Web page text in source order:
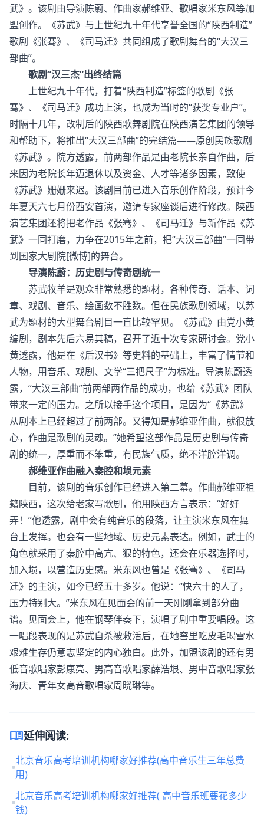
武》。该剧由导演陈蔚、作曲家郝维亚、歌唱家米东风等加
盟创作。《苏武》与上世纪九十年代享誉全国的“陕西制造”
歌剧《张骞》、《司马迁》共同组成了歌剧舞台的“大汉三
部曲”。
歌剧“汉三杰”出终结篇
上世纪九十年代，打着“陕西制造”标签的歌剧《张
骞》、《司马迁》成功上演，也成为当时的“获奖专业户”。
时隔十几年，改制后的陕西歌舞剧院在陕西演艺集团的领导
和帮助下，将推出“大汉三部曲”的完结篇――原创民族歌剧
《苏武》。院方透露，前两部作品是由老院长亲自作曲，后
来因为老院长年迈退休以及资金、人才等诸多因素，致使
《苏武》姗姗来迟。该剧目前已进入音乐创作阶段，预计今
年夏天六七月份西安首演，邀请专家座谈后进行修改。陕西
演艺集团还将把老作品《张骞》、《司马迁》与新作品《苏
武》一同打磨，力争在2015年之前，把“大汉三部曲”一同带
到国家大剧院[微博]的舞台。
导演陈蔚：历史剧与传奇剧统一
苏武牧羊是观众非常熟悉的题材，各种传奇、话本、词
章、戏剧、音乐、绘画数不胜数。但在民族歌剧领域，以苏
武为题材的大型舞台剧目一直比较罕见。《苏武》由党小黄
编剧，剧本先后六易其稿，召开了近十次专家研讨会。党小
黄透露，他是在《后汉书》等史料的基础上，丰富了情节和
人物，用音乐、戏剧、文学“三把尺子”为标准。导演陈蔚透
露，“大汉三部曲”前两部两作品的成功，也给《苏武》团队
带来一定的压力。之所以接手这个项目，是因为“《苏武》
从剧本上已经超过了前两部。又得知是郝维亚作曲，就很放
心，作曲是歌剧的灵魂。”她希望这部作品是历史剧与传奇
剧的统一，厚重而不笨重，有民族气质，绝不洋腔洋调。
郝维亚作曲融入秦腔和埙元素
目前，该剧的音乐创作已经进入第二幕。作曲郝维亚祖
籍陕西，这次给老家写歌剧，他用陕西方言表示：“好好
弄！”他透露，剧中会有纯音乐的段落，让主演米东风在舞
台上发挥。也会有一些地域、历史元素表达。例如，武士的
角色就采用了秦腔中高亢、狠的特色，还会在乐器选择时，
加入埙，以营造历史感。米东风也曾是《张骞》、《司马
迁》的主演，如今已经五十多岁。他说：“快六十的人了，
压力特别大。”米东风在见面会的前一天刚刚拿到部分曲
谱。见面会上，他在钢琴伴奏下，演唱了剧中重要唱段。这
一唱段表现的是苏武自杀被救活后，在地窖里吃皮毛喝雪水
艰难生存仍意志坚定的内心独白。此外，加盟该剧的还有男
低音歌唱家彭康亮、男高音歌唱家薛浩垠、男中音歌唱家张
海庆、青年女高音歌唱家周晓琳等。
menu_book延伸阅读:
北京音乐高考培训机构哪家好推荐(高中音乐生三年总费
用)
北京音乐高考培训机构哪家好推荐( 高中音乐班要花多少
钱)